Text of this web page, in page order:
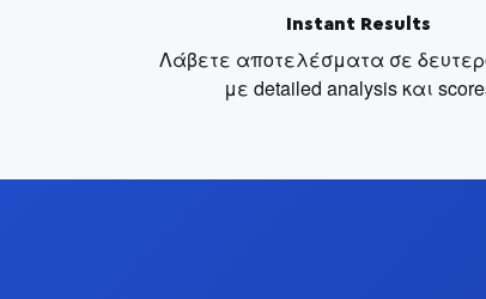
Instant Results
Λάβετε αποτελέσματα σε
με detailed analysis και